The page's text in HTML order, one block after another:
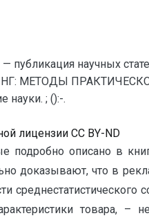
публикация научных
МЕТОДЫ
науки. ; ():-.
лицензии CC BY-ND
подробно описано в
доказывают, что в
товара,